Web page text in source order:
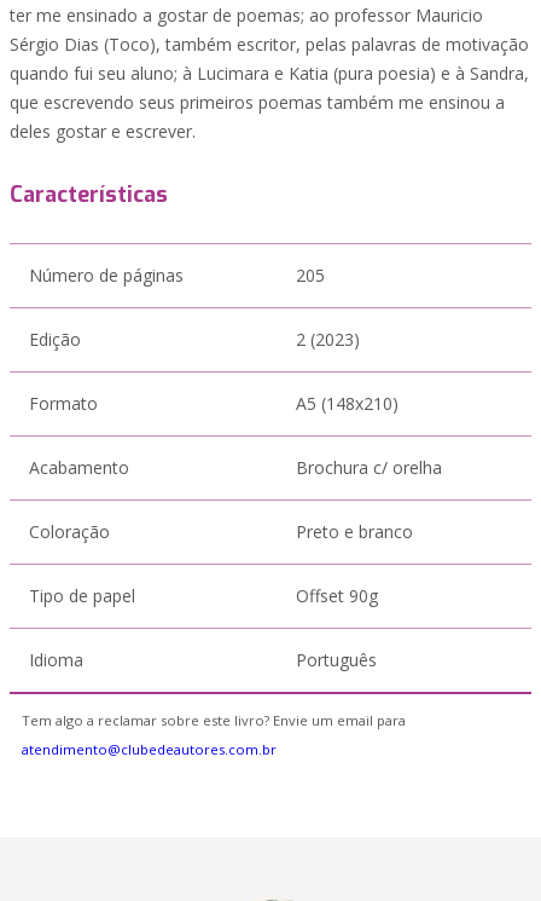
ter me ensinado a gostar de poemas; ao professor Mauricio
Sérgio Dias (Toco), também escritor, pelas palavras de motivação
quando fui seu aluno; à Lucimara e Katia (pura poesia) e à Sandra,
que escrevendo seus primeiros poemas também me ensinou a
deles gostar e escrever.
Características
Número de páginas 205
Edição 2 (2023)
Formato A5 (148x210)
Acabamento Brochura c/ orelha
Coloração Preto e branco
Tipo de papel Offset 90g
Idioma Português
Tem algo a reclamar sobre este livro? Envie um email para
atendimento@clubedeautores.com.br